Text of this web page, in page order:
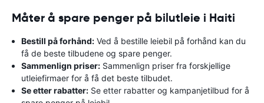
Måter å spare penger på bilutleie i Haiti
Bestill på forhånd: Ved å bestille leiebil på forhånd kan du
få de beste tilbudene og spare penger.
Sammenlign priser: Sammenlign priser fra forskjellige
utleiefirmaer for å få det beste tilbudet.
Se etter rabatter: Se etter rabatter og kampanjetilbud for å